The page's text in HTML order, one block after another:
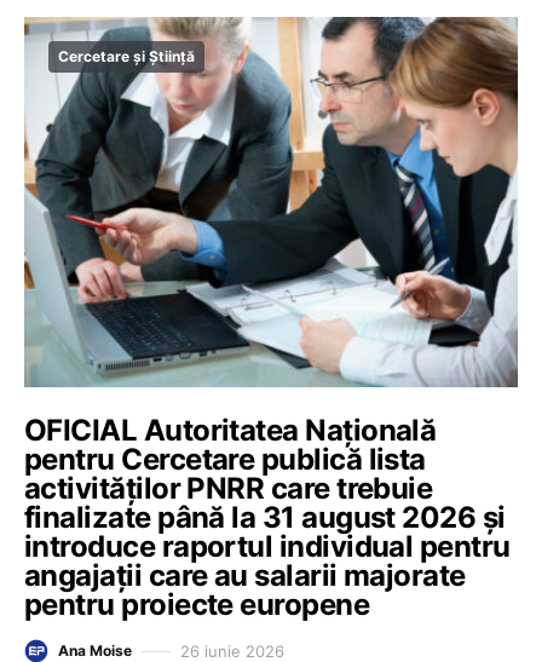
Cercetare și Știință
OFICIAL Autoritatea Națională
pentru Cercetare publică lista
activităților PNRR care trebuie
finalizate până la 31 august 2026 și
introduce raportul individual pentru
angajații care au salarii majorate
pentru proiecte europene
Ana Moise 26 iunie 2026